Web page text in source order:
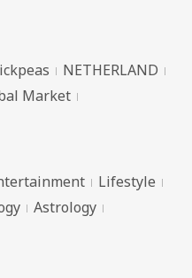
NETHERLAND
Market
Lifestyle
Astrology